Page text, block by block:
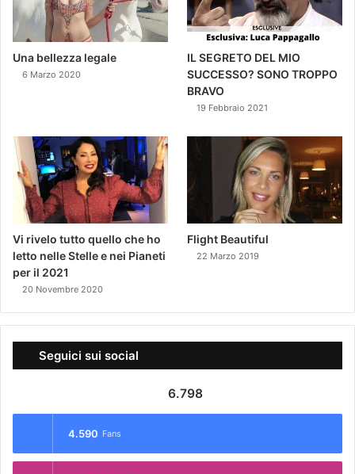
Una bellezza legale
6 Marzo 2020
IL SEGRETO DEL MIO
SUCCESSO? SONO TROPPO
BRAVO
19 Febbraio 2021
Vi rivelo tutto quello che ho
letto nelle Stelle e nei Pianeti
per il 2021
20 Novembre 2020
Flight Beautiful
22 Marzo 2019
Seguici sui social
6.798
4.590 Fans